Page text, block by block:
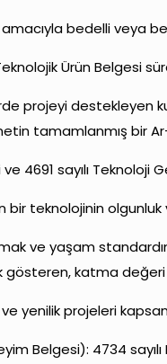
bedelli veya
Ürün Belgesi
projeyi destekleyen
tamamlanmış bir
4691 sayılı
bir teknolojinin
ve yaşam
gösteren, katma
yenilik projeleri
Belgesi): 4734